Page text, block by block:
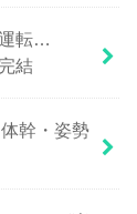
転…
結
幹・姿勢